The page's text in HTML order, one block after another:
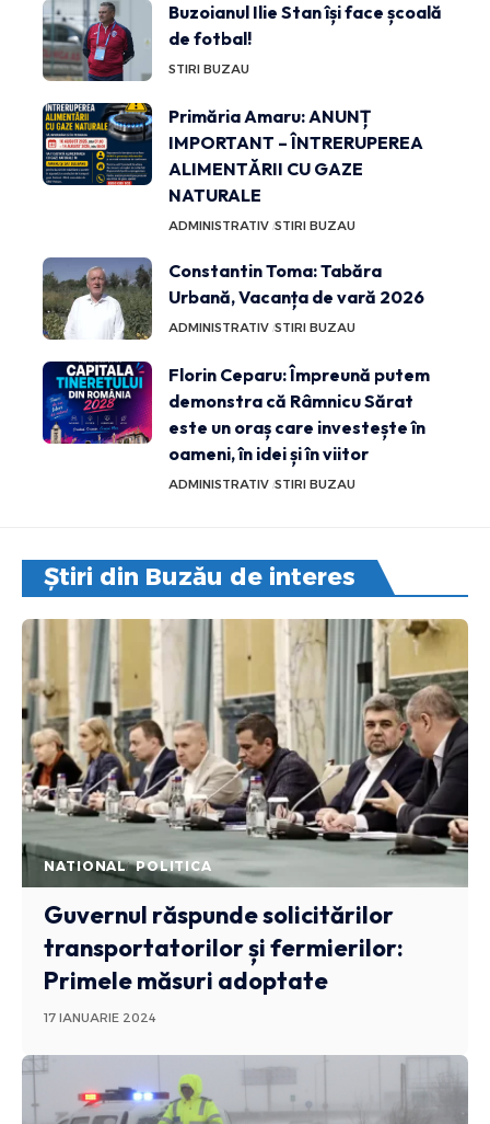
Buzoianul Ilie Stan își face școală
de fotbal!
STIRI BUZAU
Primăria Amaru: ANUNȚ
IMPORTANT – ÎNTRERUPEREA
ALIMENTĂRII CU GAZE
NATURALE
ADMINISTRATIV STIRI BUZAU
Constantin Toma: Tabăra
Urbană, Vacanța de vară 2026
ADMINISTRATIV STIRI BUZAU
Florin Ceparu: Împreună putem
demonstra că Râmnicu Sărat
este un oraș care investește în
oameni, în idei și în viitor
ADMINISTRATIV STIRI BUZAU
Știri din Buzău de interes
NATIONAL POLITICA
Guvernul răspunde solicitărilor
transportatorilor și fermierilor:
Primele măsuri adoptate
17 IANUARIE 2024